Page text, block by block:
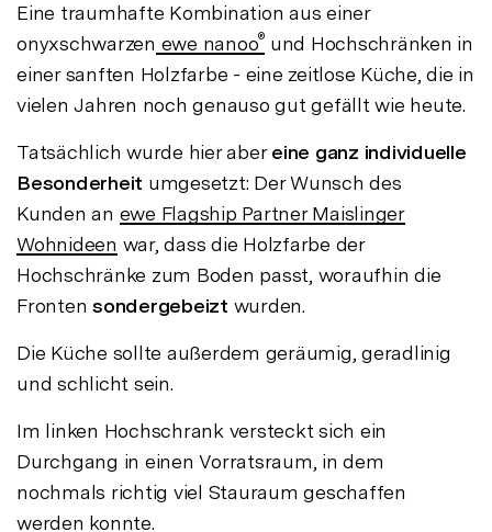
Eine traumhafte Kombination aus einer
onyxschwarzen ewe nanoo® und Hochschränken in
einer sanften Holzfarbe - eine zeitlose Küche, die in
vielen Jahren noch genauso gut gefällt wie heute.
Tatsächlich wurde hier abereine ganz individuelle
Besonderheit umgesetzt: Der Wunsch des
Kunden an ewe Flagship Partner Maislinger
Wohnideen war, dass die Holzfarbe der
Hochschränke zum Boden passt, woraufhin die
Fronten sondergebeizt wurden.
Die Küche sollte außerdem geräumig, geradlinig
und schlicht sein.
Im linken Hochschrank versteckt sich ein
Durchgang in einen Vorratsraum, in dem
nochmals richtig viel Stauraum geschaffen
werden konnte.